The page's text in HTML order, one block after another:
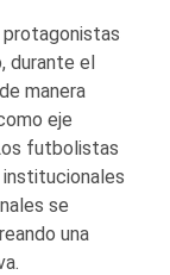
protagonistas
durante el
manera
eje
futbolistas
se
una